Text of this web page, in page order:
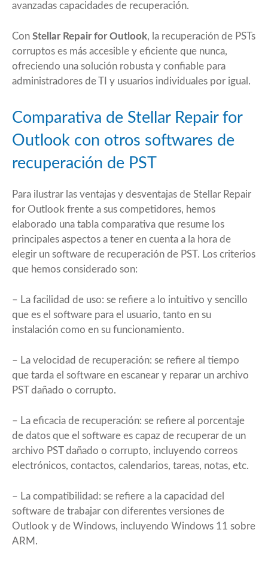
avanzadas capacidades de recuperación.
Con Stellar Repair for Outlook, la recuperación de PSTs
corruptos es más accesible y eficiente que nunca,
ofreciendo una solución robusta y confiable para
administradores de TI y usuarios individuales por igual.
Comparativa de Stellar Repair for
Outlook con otros softwares de
recuperación de PST
Para ilustrar las ventajas y desventajas de Stellar Repair
for Outlook frente a sus competidores, hemos
elaborado una tabla comparativa que resume los
principales aspectos a tener en cuenta a la hora de
elegir un software de recuperación de PST. Los criterios
que hemos considerado son:
– La facilidad de uso: se refiere a lo intuitivo y sencillo
que es el software para el usuario, tanto en su
instalación como en su funcionamiento.
– La velocidad de recuperación: se refiere al tiempo
que tarda el software en escanear y reparar un archivo
PST dañado o corrupto.
– La eficacia de recuperación: se refiere al porcentaje
de datos que el software es capaz de recuperar de un
archivo PST dañado o corrupto, incluyendo correos
electrónicos, contactos, calendarios, tareas, notas, etc.
– La compatibilidad: se refiere a la capacidad del
software de trabajar con diferentes versiones de
Outlook y de Windows, incluyendo Windows 11 sobre
ARM.